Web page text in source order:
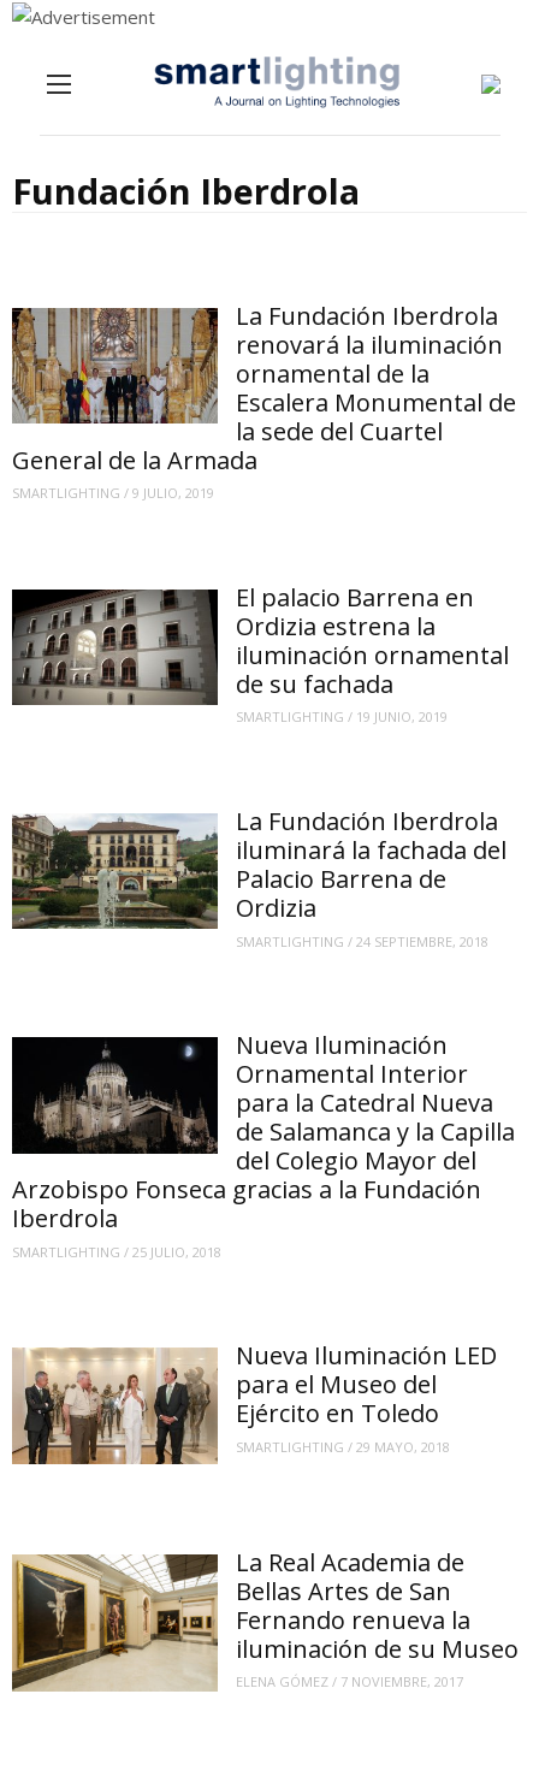
Fundación Iberdrola
La Fundación Iberdrola
renovará la iluminación
ornamental de la
Escalera Monumental de
la sede del Cuartel
General de la Armada
SMARTLIGHTING / 9 JULIO, 2019
El palacio Barrena en
Ordizia estrena la
iluminación ornamental
de su fachada
SMARTLIGHTING / 19 JUNIO, 2019
La Fundación Iberdrola
iluminará la fachada del
Palacio Barrena de
Ordizia
SMARTLIGHTING / 24 SEPTIEMBRE, 2018
Nueva Iluminación
Ornamental Interior
para la Catedral Nueva
de Salamanca y la Capilla
del Colegio Mayor del
Arzobispo Fonseca gracias a la Fundación
Iberdrola
SMARTLIGHTING / 25 JULIO, 2018
Nueva Iluminación LED
para el Museo del
Ejército en Toledo
SMARTLIGHTING / 29 MAYO, 2018
La Real Academia de
Bellas Artes de San
Fernando renueva la
iluminación de su Museo
ELENA GÓMEZ / 7 NOVIEMBRE, 2017